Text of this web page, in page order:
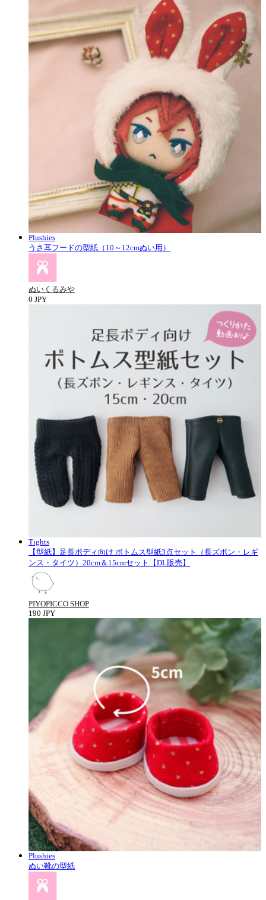
Plushies
うさ耳フードの型紙（10～12cmぬい用）
ぬいくるみや
0 JPY
Tights
【型紙】足長ボディ向け ボトムス型紙3点セット（長ズボン・レギ
ンス・タイツ）20cm＆15cmセット【DL販売】
PIYOPICCO SHOP
190 JPY
Plushies
ぬい靴の型紙